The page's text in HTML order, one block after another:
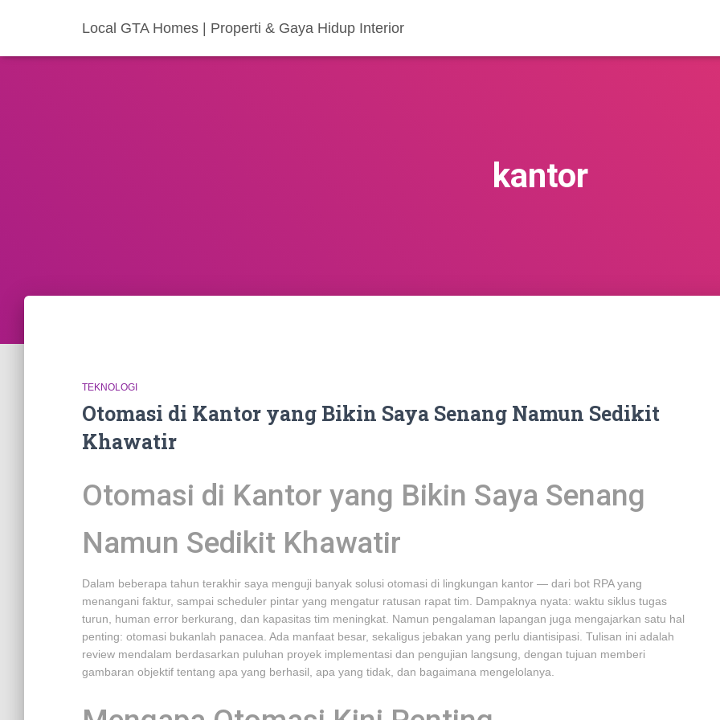
Local GTA Homes | Properti & Gaya Hidup Interior
kantor
TEKNOLOGI
Otomasi di Kantor yang Bikin Saya Senang Namun Sedikit
Khawatir
Otomasi di Kantor yang Bikin Saya Senang
Namun Sedikit Khawatir
Dalam beberapa tahun terakhir saya menguji banyak solusi otomasi di lingkungan kantor — dari bot RPA yang
menangani faktur, sampai scheduler pintar yang mengatur ratusan rapat tim. Dampaknya nyata: waktu siklus tugas
turun, human error berkurang, dan kapasitas tim meningkat. Namun pengalaman lapangan juga mengajarkan satu hal
penting: otomasi bukanlah panacea. Ada manfaat besar, sekaligus jebakan yang perlu diantisipasi. Tulisan ini adalah
review mendalam berdasarkan puluhan proyek implementasi dan pengujian langsung, dengan tujuan memberi
gambaran objektif tentang apa yang berhasil, apa yang tidak, dan bagaimana mengelolanya.